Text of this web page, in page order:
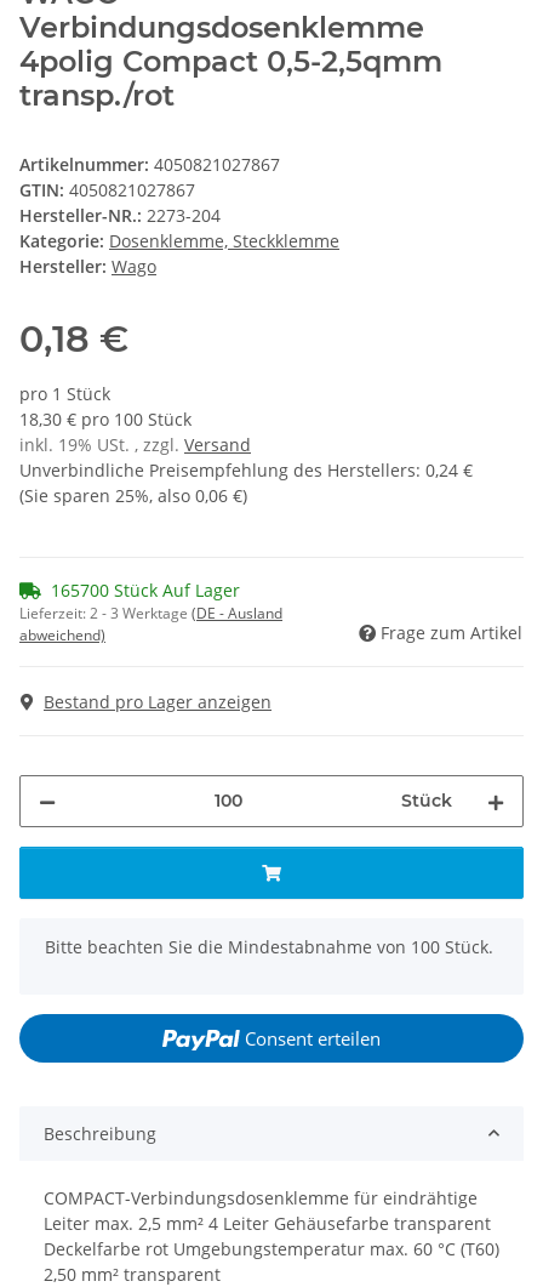
Verbindungsdosenklemme
4polig Compact 0,5-2,5qmm
transp./rot
Artikelnummer: 4050821027867
GTIN: 4050821027867
Hersteller-NR.: 2273-204
Kategorie: Dosenklemme, Steckklemme
Hersteller: Wago
0,18 €
pro 1 Stück
18,30 € pro 100 Stück
inkl. 19% USt. , zzgl. Versand
Unverbindliche Preisempfehlung des Herstellers: 0,24 €
(Sie sparen 25%, also 0,06 €)
165700 Stück Auf Lager
Lieferzeit:2 - 3 Werktage (DE - Ausland
abweichend)
Frage zum Artikel
Bestand pro Lager anzeigen
Stück
x
Bitte beachten Sie die Mindestabnahme von 100 Stück.
Consent erteilen
Beschreibung
COMPACT-Verbindungsdosenklemme für eindrähtige
Leiter max. 2,5 mm² 4 Leiter Gehäusefarbe transparent
Deckelfarbe rot Umgebungstemperatur max. 60 °C (T60)
2,50 mm² transparent